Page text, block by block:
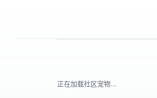
正在加载社区宠物...